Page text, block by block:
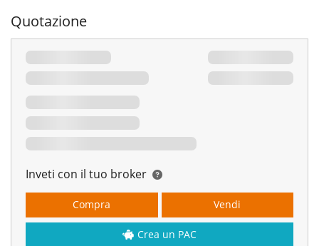
Quotazione
Inveti con il tuo broker
Compra Vendi
Crea un PAC